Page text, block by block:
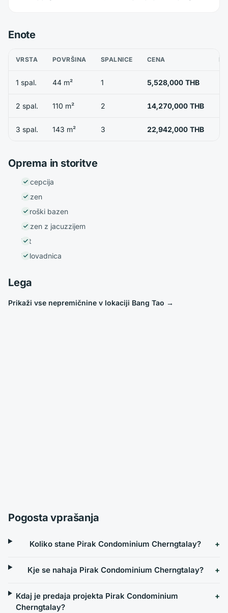
Enote
VRSTA POVRŠINA SPALNICE CENA
1 spal. 44 m² 1 5,528,000 THB
2 spal. 110 m² 2 14,270,000 THB
3 spal. 143 m² 3 22,942,000 THB
Oprema in storitve
Recepcija
Bazen
Otroški bazen
Bazen z jacuzzijem
Vrt
Telovadnica
Lega
Prikaži vse nepremičnine v lokaciji Bang Tao →
Pogosta vprašanja
Koliko stane Pirak Condominium Cherngtalay?
Kje se nahaja Pirak Condominium Cherngtalay?
Kdaj je predaja projekta Pirak Condominium
Cherngtalay?